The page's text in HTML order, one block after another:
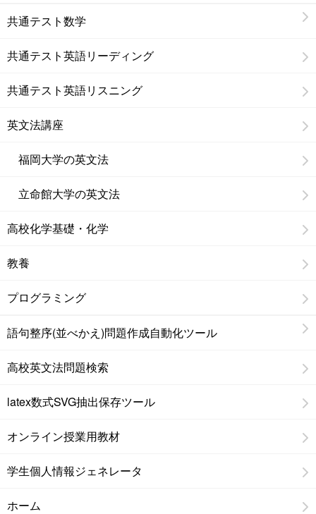
共通テスト数学
共通テスト英語リーディング
共通テスト英語リスニング
英文法講座
福岡大学の英文法
立命館大学の英文法
高校化学基礎・化学
教養
プログラミング
語句整序(並べかえ)問題作成自動化ツール
高校英文法問題検索
latex数式SVG抽出保存ツール
オンライン授業用教材
学生個人情報ジェネレータ
ホーム